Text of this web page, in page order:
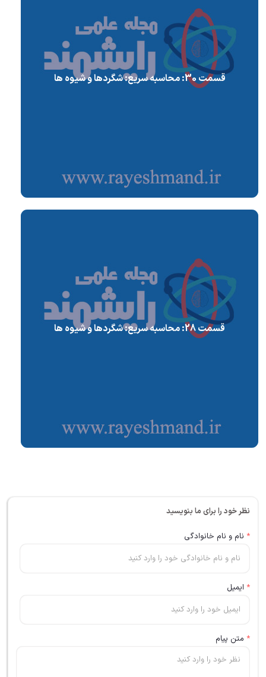
قسمت 30: محاسبه سریع: شگردها و شیوه ها
قسمت 28: محاسبه سریع: شگردها و شیوه ها
نظر خود را برای ما بنویسید
* نام و نام خانوادگی
* ایمیل
* متن پیام